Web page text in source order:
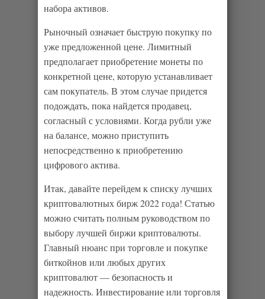
набора активов.
Рыночный означает быструю покупку по
уже предложенной цене. Лимитный
предполагает приобретение монеты по
конкретной цене, которую устанавливает
сам покупатель. В этом случае придется
подождать, пока найдется продавец,
согласный с условиями. Когда рубли уже
на балансе, можно приступить
непосредственно к приобретению
цифрового актива.
Итак, давайте перейдем к списку лучших
криптовалютных бирж 2022 года! Статью
можно считать полным руководством по
выбору лучшей биржи криптовалюты.
Главный нюанс при торговле и покупке
биткойнов или любых других
криптовалют — безопасность и
надежность. Инвестирование или торговля